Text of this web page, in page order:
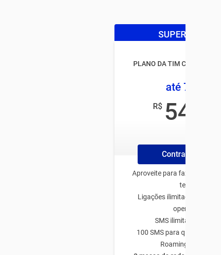
SUPER OFERTA
PLANO DA TIM CONTROLE
até 7,5GB
R$ 54
Contrate Online
Aproveite para fazer o plano
tenha:
Ligações ilimitadas para
operadora
SMS ilimitado TIM-
100 SMS para qualquer
Roaming Nacional